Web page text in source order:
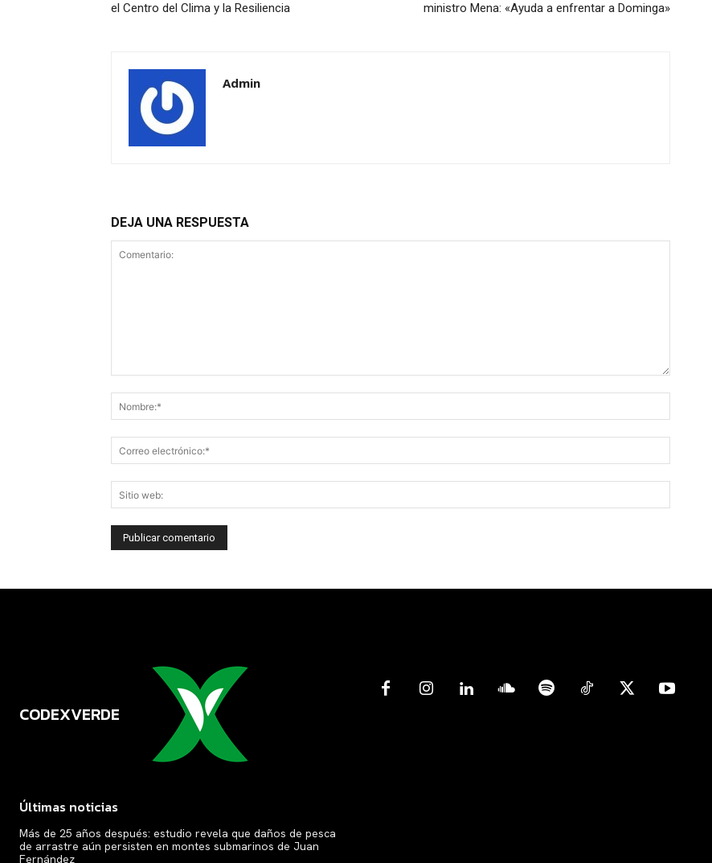
el Centro del Clima y la Resiliencia
ministro Mena: «Ayuda a enfrentar a Dominga»
Admin
DEJA UNA RESPUESTA
CODEXVERDE
Últimas noticias
Más de 25 años después: estudio revela que daños de pesca
de arrastre aún persisten en montes submarinos de Juan
Fernández